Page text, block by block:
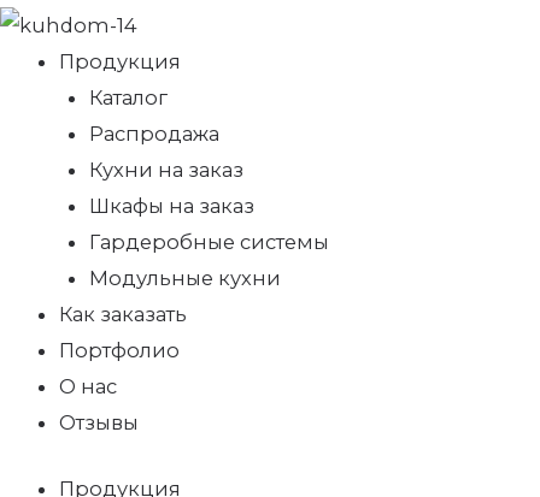
Продукция
Каталог
Распродажа
Кухни на заказ
Шкафы на заказ
Гардеробные системы
Модульные кухни
Как заказать
Портфолио
О нас
Отзывы
Продукция